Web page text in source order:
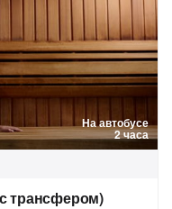
На автобусе
2 часа
трансфером)